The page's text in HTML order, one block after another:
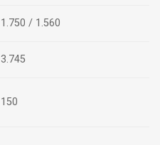
1.750 / 1.560
3.745
150